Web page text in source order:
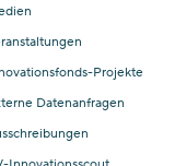
Projekte
Datenanfragen